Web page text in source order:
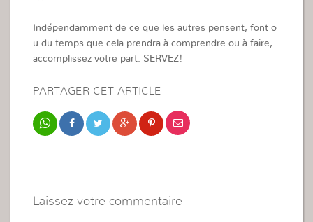
Indépendamment de ce que les autres pensent, font o
u du temps que cela prendra à comprendre ou à faire,
accomplissez votre part: SERVEZ!
PARTAGER CET ARTICLE
Laissez votre commentaire